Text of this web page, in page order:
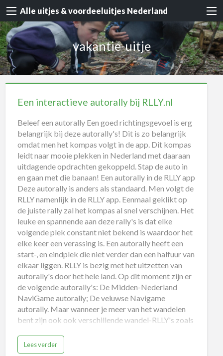
Alle uitjes & voordeeluitjes Nederland
vakantie-uitje
Een interactieve autorally bij RLLY.nl
Beleef een autorally Een goed richtingsgevoel is erg
belangrijk bij deze autorally's! Dit is zo belangrijk
omdat men het kompas volgt in de app. Dit kompas
leidt naar mooie plekken in Nederland met daaraan
uitdagende opdrachten gekoppeld. Stap de auto in
en gaan met die banaan! Een autorally in de RLLY app
Deze autorally is anders als standaard. Men volgt de
RLLY namenlijk in de RLLY app. Eenmaal geklikt op
de juiste rally zal het kompas al snel verschijnen. Het
leuke en spannende aan deze rally's is dat elke
volgende plek constant niet bekend is waardoor het
elke keer een verassing is. Een autorally heeft een
start-, en eindplek die niet verder dan een halfuur van
elkaar liggen. RLLY is bezig met het uitzetten van
autorally's door het hele land. Op dit moment zijn er
de volgende autorally's: De Midden-Nederland
NaviGame autorally; De veluwse Navigame
autorally. Maar wanneer je meer van het wandelen
bent zijn ook ook verschillende wandel-RLLY's zoals
Lees verder